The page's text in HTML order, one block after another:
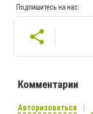
Подпишитесь на нас:
Комментарии
Авторизоваться